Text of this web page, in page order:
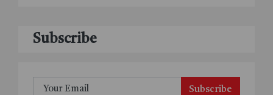
Subscribe
Subscribe